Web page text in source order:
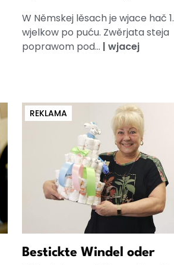
W Němskej lěsach je wjace hač
wjelkow po puću. Zwěrjata steja
poprawom pod... | wjacej
REKLAMA
Bestickte Windel oder